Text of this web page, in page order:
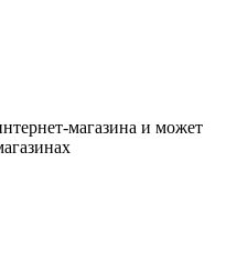
магазина и может